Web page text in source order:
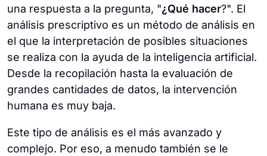
una respuesta a la pregunta, "¿Qué hacer?". El
análisis prescriptivo es un método de análisis en
el que la interpretación de posibles situaciones
se realiza con la ayuda de la inteligencia artificial.
Desde la recopilación hasta la evaluación de
grandes cantidades de datos, la intervención
humana es muy baja.
Este tipo de análisis es el más avanzado y
complejo. Por eso, a menudo también se le